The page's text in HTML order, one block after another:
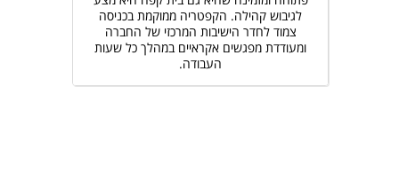
לגיבוש קהילה. הקפטריה ממוקמת בכניסה
צמוד לחדר הישיבות המרכזי של החברה
ומעודדת מפגשים אקראיים במהלך כל שעות
העבודה.